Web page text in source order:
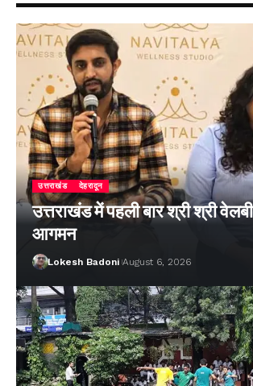
उत्तराखंड देहरादून
उत्तराखंड में पहली बार श्री श्री
आगमन
Lokesh Badoni August 6, 2026